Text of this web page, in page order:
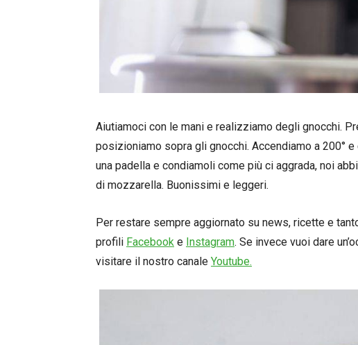
Aiutiamoci con le mani e realizziamo degli gnocchi.
posizioniamo sopra gli gnocchi. Accendiamo a 200°
una padella e condiamoli come più ci aggrada, noi
di mozzarella. Buonissimi e leggeri.
Per restare sempre aggiornato su news, ricette e
profili Facebook e Instagram. Se invece vuoi dare
visitare il nostro canale Youtube.